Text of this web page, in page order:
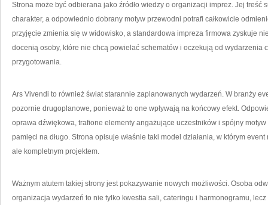
Strona może być odbierana jako źródło wiedzy o organizacji imprez. Jej
charakter, a odpowiednio dobrany motyw przewodni potrafi całkowicie
przyjęcie zmienia się w widowisko, a standardowa impreza firmowa zyskuje
docenią osoby, które nie chcą powielać schematów i oczekują od wydarzenia
przygotowania.
Ars Vivendi to również świat starannie zaplanowanych wydarzeń. W branży
pozornie drugoplanowe, ponieważ to one wpływają na końcowy efekt.
oprawa dźwiękowa, trafione elementy angażujące uczestników i spójny
pamięci na długo. Strona opisuje właśnie taki model działania, w którym
ale kompletnym projektem.
Ważnym atutem takiej strony jest pokazywanie nowych możliwości. Osoba
organizacja wydarzeń to nie tylko kwestia sali, cateringu i harmonogramu,